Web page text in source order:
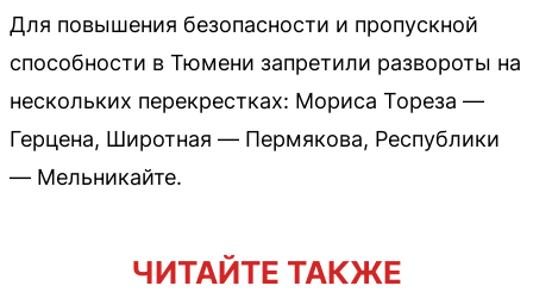
Для повышения безопасности и пропускной
способности в Тюмени запретили развороты на
нескольких перекрестках: Мориса Тореза —
Герцена, Широтная — Пермякова, Республики
— Мельникайте.
ЧИТАЙТЕ ТАКЖЕ